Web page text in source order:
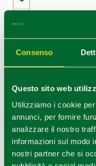
Consenso
Questo sito web
Utilizziamo i cookie
annunci, per fornire
analizzare il nostro
informazioni sul modo
nostri partner che si